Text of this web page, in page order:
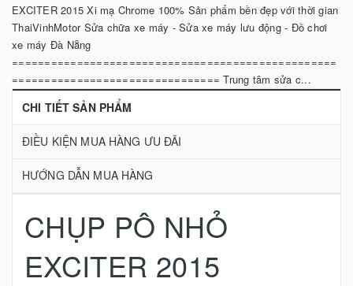
EXCITER 2015 Xi mạ Chrome 100% Sản phẩm bền đẹp với thời gian
ThaiVinhMotor Sửa chữa xe máy - Sửa xe máy lưu động - Đồ chơi
xe máy Đà Nẵng
==================================================
================================ Trung tâm sửa c...
CHI TIẾT SẢN PHẨM
ĐIỀU KIỆN MUA HÀNG ƯU ĐÃI
HƯỚNG DẪN MUA HÀNG
CHỤP PÔ NHỎ
EXCITER 2015